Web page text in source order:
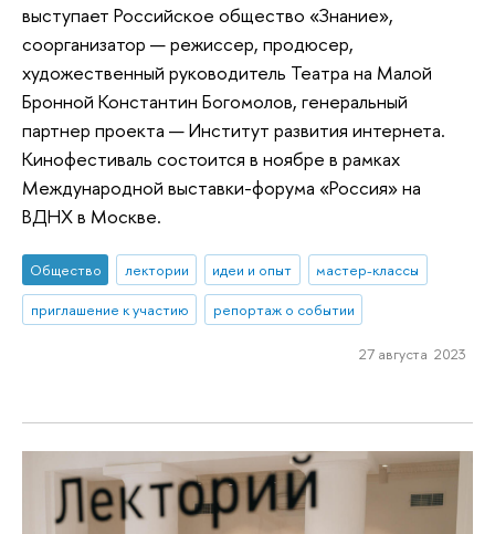
выступает Российское общество «Знание»,
соорганизатор — режиссер, продюсер,
художественный руководитель Театра на Малой
Бронной Константин Богомолов, генеральный
партнер проекта — Институт развития интернета.
Кинофестиваль состоится в ноябре в рамках
Международной выставки-форума «Россия» на
ВДНХ в Москве.
Общество лектории идеи и опыт
мастер-классы
приглашение к участию
репортаж о событии
27 августа 2023